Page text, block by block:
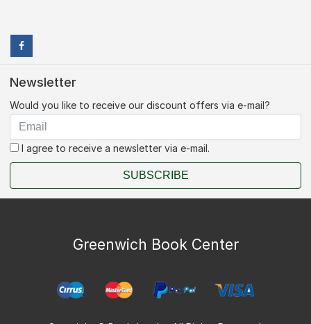
Newsletter
Would you like to receive our discount offers via e-mail?
I agree to receive a newsletter via e-mail.
SUBSCRIBE
Greenwich Book Center